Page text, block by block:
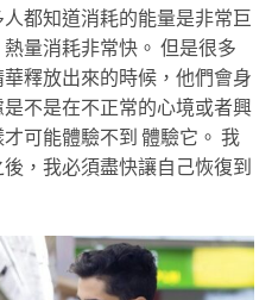
都知道消耗的能量是非常巨
量消耗非常快。 但是很多
釋放出來的時候，他們會身
不是在不正常的心境或者興
可能體驗不到 體驗它。 我
，我必須盡快讓自己恢復到